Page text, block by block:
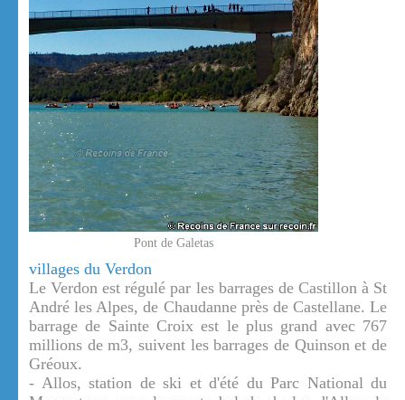
Pont de Galetas
villages du Verdon
Le Verdon est régulé par les barrages de Castillon à St
André les Alpes, de Chaudanne près de Castellane. Le
barrage de Sainte Croix est le plus grand avec 767
millions de m3, suivent les barrages de Quinson et de
Gréoux.
- Allos, station de ski et d'été du Parc National du